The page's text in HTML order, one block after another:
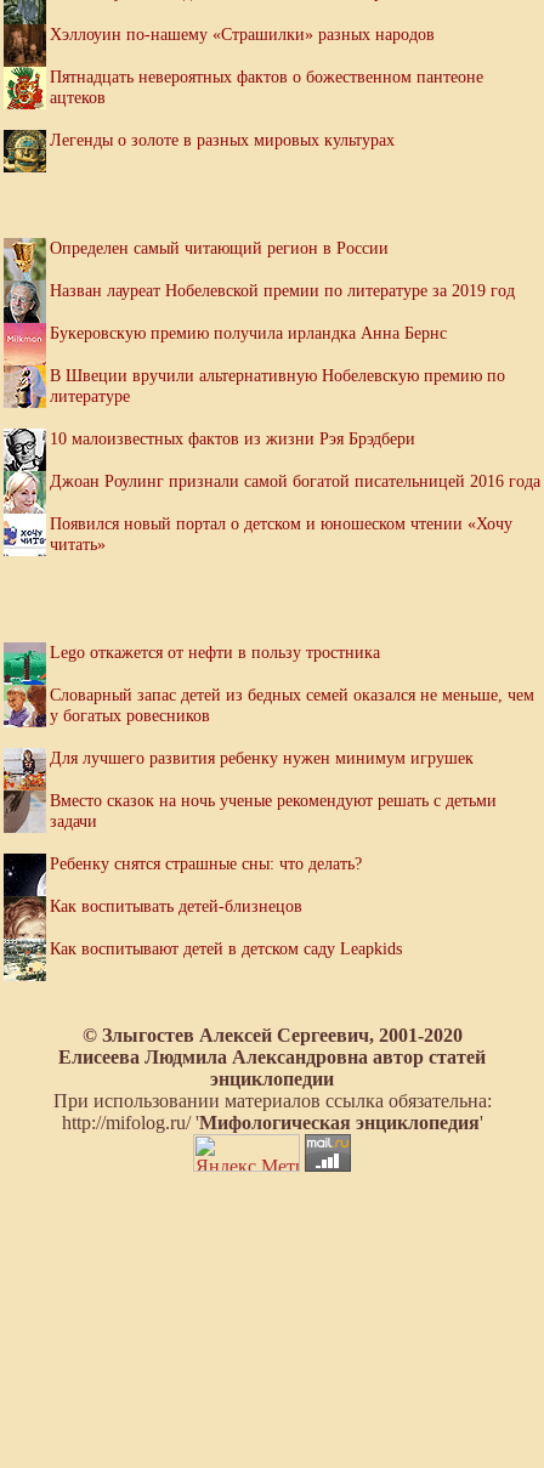
Хэллоуин по-нашему «Страшилки» разных народов
Пятнадцать невероятных фактов о божественном пантеоне
ацтеков
Легенды о золоте в разных мировых культурах
Определен самый читающий регион в России
Назван лауреат Нобелевской премии по литературе за 2019 год
Букеровскую премию получила ирландка Анна Бернс
В Швеции вручили альтернативную Нобелевскую премию по
литературе
10 малоизвестных фактов из жизни Рэя Брэдбери
Джоан Роулинг признали самой богатой писательницей 2016 года
Появился новый портал о детском и юношеском чтении «Хочу
читать»
Lego откажется от нефти в пользу тростника
Словарный запас детей из бедных семей оказался не меньше, чем
у богатых ровесников
Для лучшего развития ребенку нужен минимум игрушек
Вместо сказок на ночь ученые рекомендуют решать с детьми
задачи
Ребенку снятся страшные сны: что делать?
Как воспитывать детей-близнецов
Как воспитывают детей в детском саду Leapkids
© Злыгостев Алексей Сергеевич, 2001-2020
Елисеева Людмила Александровна автор статей
энциклопедии
При использовании материалов ссылка обязательна:
http://mifolog.ru/ 'Мифологическая энциклопедия'